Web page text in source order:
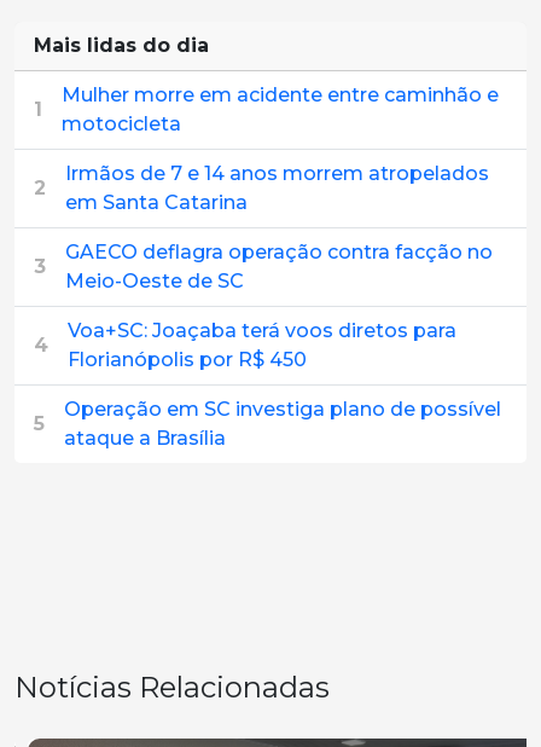
Mais lidas do dia
1
Mulher morre em acidente entre caminhão e
motocicleta
2
Irmãos de 7 e 14 anos morrem atropelados
em Santa Catarina
3
GAECO deflagra operação contra facção no
Meio-Oeste de SC
4
Voa+SC: Joaçaba terá voos diretos para
Florianópolis por R$ 450
5
Operação em SC investiga plano de possível
ataque a Brasília
Notícias Relacionadas